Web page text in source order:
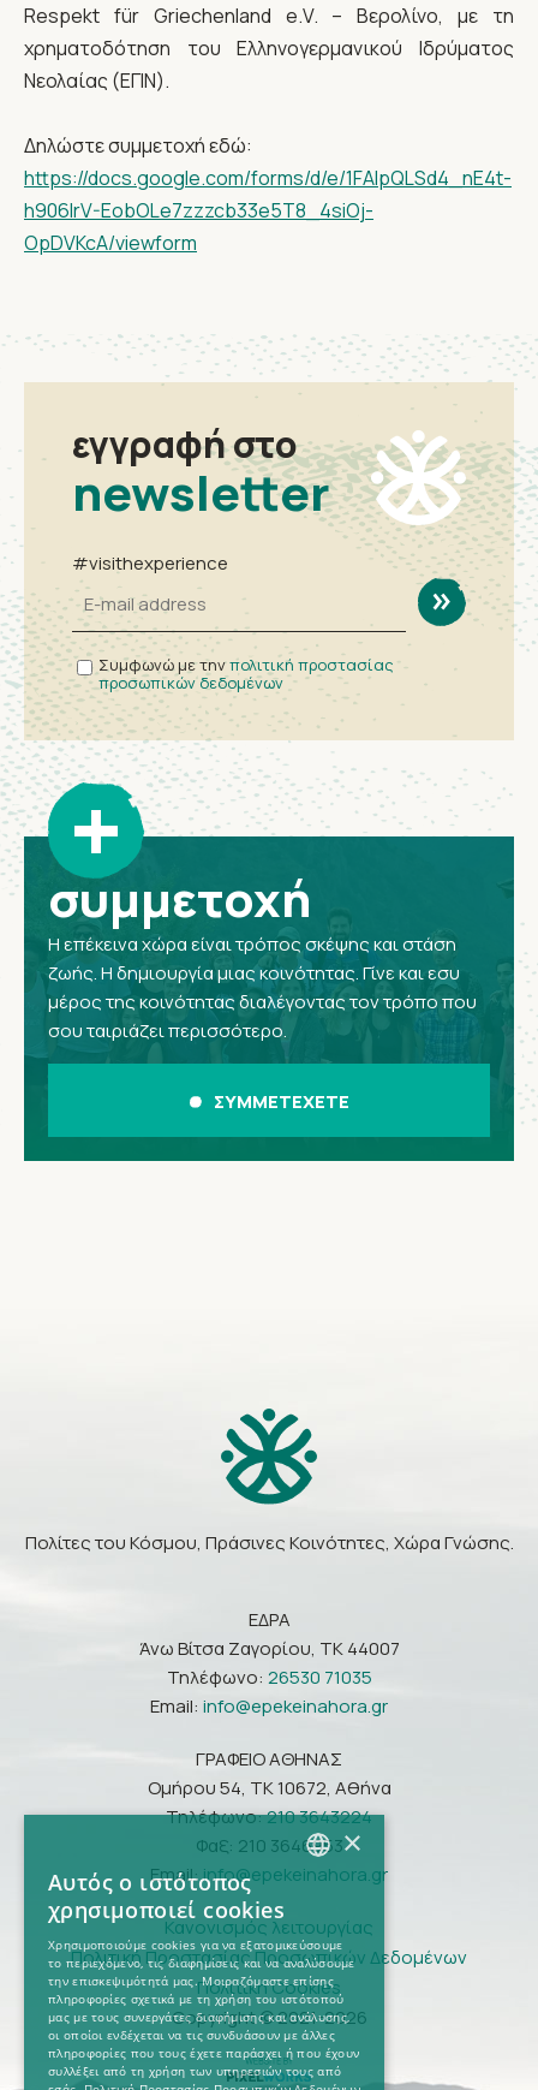
Respekt für Griechenland e.V. – Βερολίνο, με τη
χρηματοδότηση του Ελληνογερμανικού Ιδρύματος
Νεολαίας (ΕΓΙΝ).
Δηλώστε συμμετοχή εδώ:
https://docs.google.com/forms/d/e/1FAIpQLSd4_nE4t-
h906lrV-EobOLe7zzzcb33e5T8_4siOj-
OpDVKcA/viewform
εγγραφή στο
newsletter
#visithexperience
Συμφωνώ με τηνπολιτική προστασίας
προσωπικών δεδομένων
+
συμμετοχή
Η επέκεινα χώρα είναι τρόπος σκέψης και στάση
ζωής. Η δημιουργία μιας κοινότητας. Γίνε και εσυ
μέρος της κοινότητας διαλέγοντας τον τρόπο που
σου ταιριάζει περισσότερο.
ΣΥΜΜΕΤΕΧΕΤΕ
Πολίτες του Κόσμου, Πράσινες Κοινότητες, Χώρα Γνώσης.
ΕΔΡΑ
Άνω Βίτσα Ζαγορίου, ΤΚ 44007
Τηλέφωνο: 26530 71035
Email: info@epekeinahora.gr
ΓΡΑΦΕΙΟ ΑΘΗΝΑΣ
Ομήρου 54, ΤΚ 10672, Αθήνα
Τηλέφωνο:210 3643224
Φαξ: 210 3646953
Email:info@epekeinahora.gr
Κανονισμός λειτουργίας
Πολιτική Προστασίας Προσωπικών Δεδομένων
Πολιτική Cookies
Copyright © 2021-2026
ENGLISH
×
Αυτός ο ιστότοπος
χρησιμοποιεί cookies
Χρησιμοποιούμε cookies για να εξατομικεύσουμε
το περιεχόμενο, τις διαφημίσεις και να αναλύσουμε
την επισκεψιμότητά μας. Μοιραζόμαστε επίσης
πληροφορίες σχετικά με τη χρήση του ιστότοπού
μας με τους συνεργάτες διαφήμισης και ανάλυσης,
οι οποίοι ενδέχεται να τις συνδυάσουν με άλλες
πληροφορίες που τους έχετε παράσχει ή που έχουν
συλλέξει από τη χρήση των υπηρεσιών τους από